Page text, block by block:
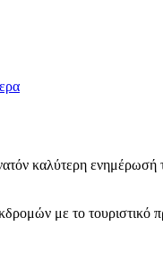
καλύτερη ενημέρωσή
με το τουριστικό